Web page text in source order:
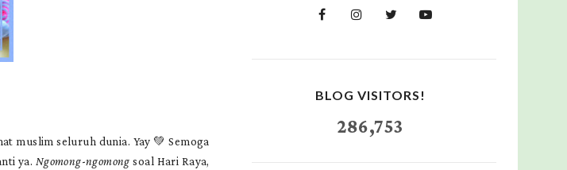
muslim seluruh dunia. Yay 💚 Semoga
ya. Ngomong-ngomongsoal Hari Raya,
BLOG VISITORS!
286,753